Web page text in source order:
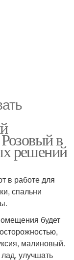
Розовый в
решений
в работе для
спальни
будет
малиновый.
улучшать